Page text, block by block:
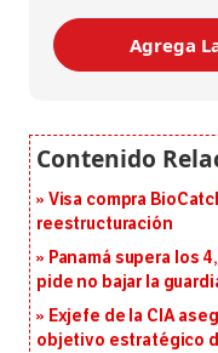
Agrega
Visa compra
reestructuración
Panamá supera los
pide no bajar la
Exjefe de la CIA
objetivo estratégico